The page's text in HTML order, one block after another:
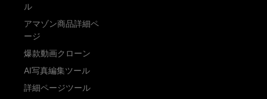
ル
アマゾン商品詳細ペ
ージ
爆款動画クローン
AI写真編集ツール
詳細ページツール